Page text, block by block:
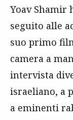
Yoav Shamir
seguito alle
suo primo
camera a
intervista
israeliano, a
a eminenti